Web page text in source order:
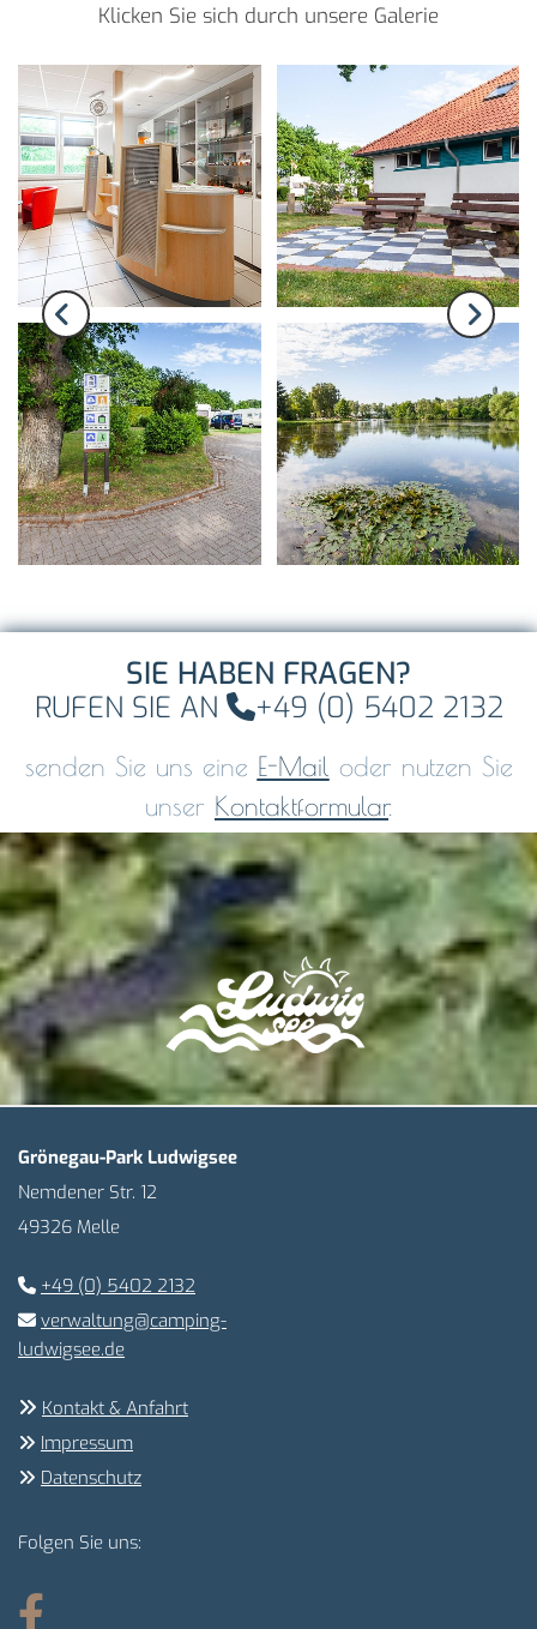
Klicken Sie sich durch unsere Galerie
SIE HABEN FRAGEN?
RUFEN SIE AN +49 (0) 5402 2132
senden Sie uns eine E-Mail oder nutzen Sie
unser Kontaktformular.
Grönegau-Park Ludwigsee
Nemdener Str. 12
49326 Melle
 +49 (0) 5402 2132
 verwaltung@camping-
ludwigsee.de
 Kontakt & Anfahrt
 Impressum
 Datenschutz
Folgen Sie uns: